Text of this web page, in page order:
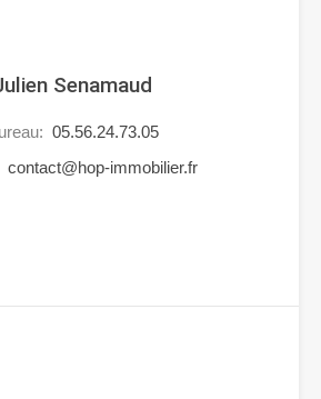
Senamaud
05.56.24.73.05
contact@hop-immobilier.fr